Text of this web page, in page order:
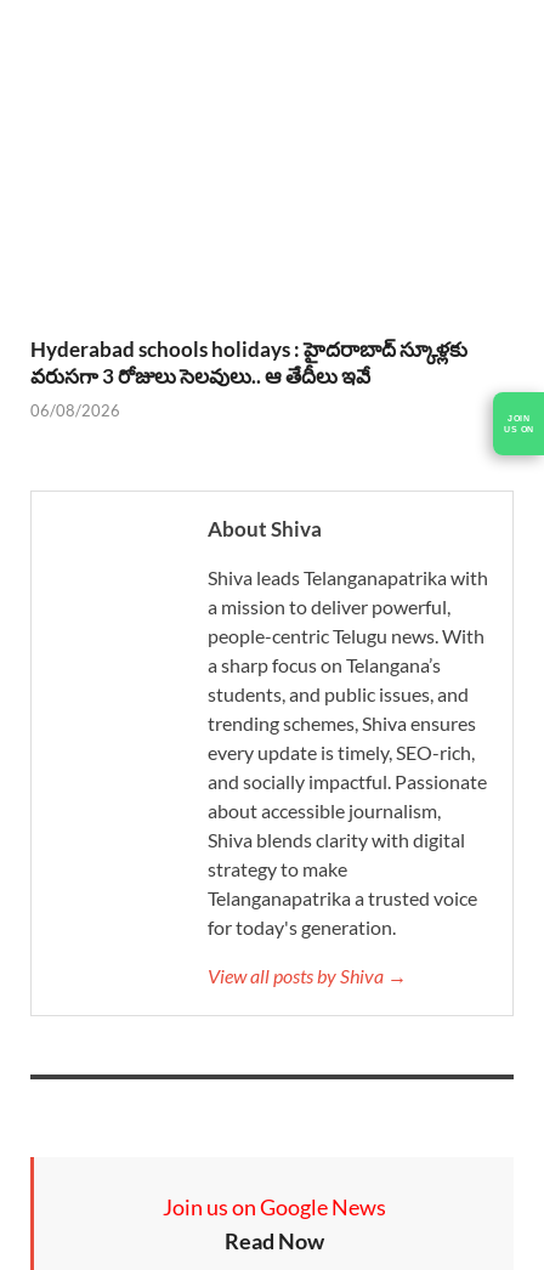
JOIN
US ON
Hyderabad schools holidays : హైదరాబాద్ స్కూళ్లకు
వరుసగా 3 రోజులు సెలవులు.. ఆ తేదీలు ఇవే
06/08/2026
About Shiva
Shiva leads Telanganapatrika with
a mission to deliver powerful,
people-centric Telugu news. With
a sharp focus on Telangana’s
students, and public issues, and
trending schemes, Shiva ensures
every update is timely, SEO-rich,
and socially impactful. Passionate
about accessible journalism,
Shiva blends clarity with digital
strategy to make
Telanganapatrika a trusted voice
for today's generation.
View all posts by Shiva →
Join us on Google News
Read Now